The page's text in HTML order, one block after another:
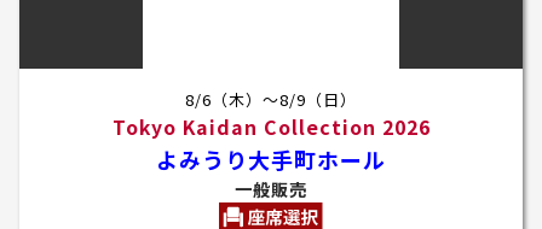
8/6（木）～8/9（日）
Tokyo Kaidan Collection 2026
よみうり大手町ホール
一般販売